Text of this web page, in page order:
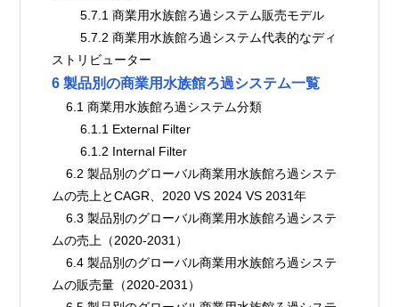
        5.7.1 商業用水族館ろ過システム販売モデル
        5.7.2 商業用水族館ろ過システム代表的なディ
ストリビューター
6 製品別の商業用水族館ろ過システム一覧
    6.1 商業用水族館ろ過システム分類
        6.1.1 External Filter
        6.1.2 Internal Filter
    6.2 製品別のグローバル商業用水族館ろ過システ
ムの売上とCAGR、2020 VS 2024 VS 2031年
    6.3 製品別のグローバル商業用水族館ろ過システ
ムの売上（2020-2031）
    6.4 製品別のグローバル商業用水族館ろ過システ
ムの販売量（2020-2031）